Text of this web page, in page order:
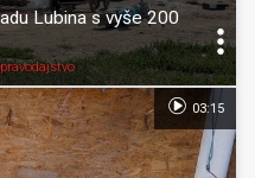
Lubina s vyše 200
03:15